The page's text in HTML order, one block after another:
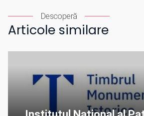
Descoperă
Articole similare